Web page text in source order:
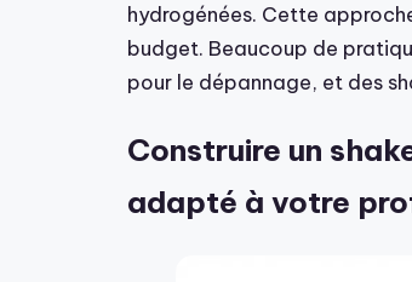
hydrogénées. Cette
budget. Beaucoup de
pour le dépannage, et des
Construire un
adapté à votre